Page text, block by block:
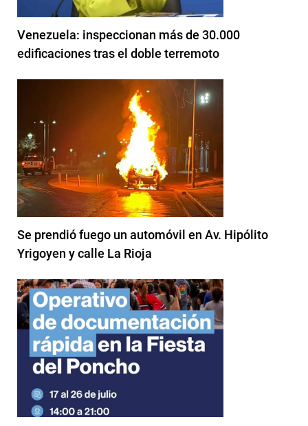
Venezuela: inspeccionan más de 30.000
edificaciones tras el doble terremoto
Se prendió fuego un automóvil en Av. Hipólito
Yrigoyen y calle La Rioja